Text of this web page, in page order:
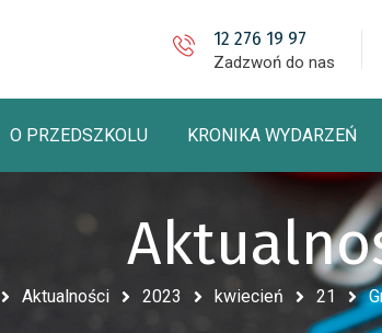
12 276 19 97
Zadzwoń do nas
O PRZEDSZKOLU KRONIKA WYDARZEŃ
Aktualności 2023 kwiecień 21